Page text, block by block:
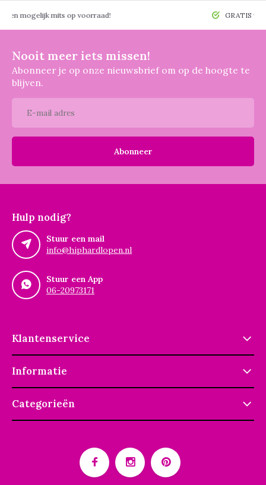
mits op voorraad! GRATIS
Nooit meer iets missen!
Abonneer je op onze nieuwsbrief om op de hoogte te
blijven.
Abonneer
Hulp nodig?
Stuur een mail
info@hiphardlopen.nl
Stuur een App
06-20973171
Klantenservice
Informatie
Categorieën